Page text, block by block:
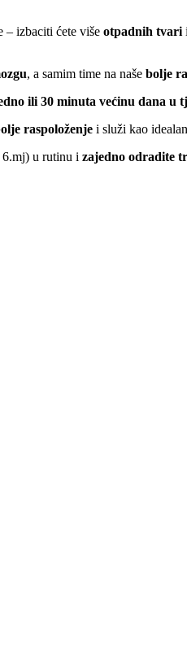
– izbaciti ćete više otpadnih tvari
, a samim time na naše bolje
ili 30 minuta većinu dana u
raspoloženje i služi kao idealan
u rutinu i zajedno odradite